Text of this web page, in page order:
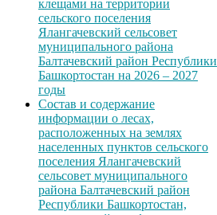
клещами на территории
сельского поселения
Ялангачевский сельсовет
муниципального района
Балтачевский район Республики
Башкортостан на 2026 – 2027
годы
Состав и содержание
информации о лесах,
расположенных на землях
населенных пунктов сельского
поселения Ялангачевский
сельсовет муниципального
района Балтачевский район
Республики Башкортостан,